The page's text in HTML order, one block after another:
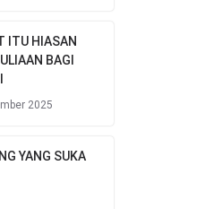
ITU HIASAN
BAGI
2025
YANG SUKA